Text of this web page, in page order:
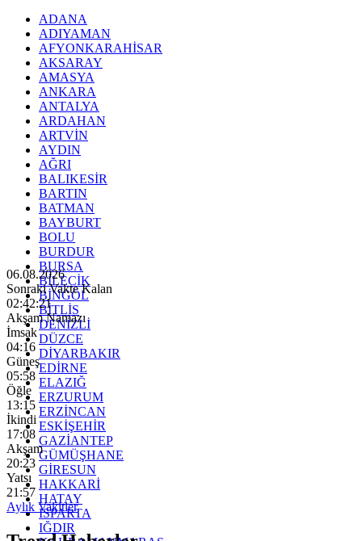
ADANA
ADIYAMAN
AFYONKARAHİSAR
AKSARAY
AMASYA
ANKARA
ANTALYA
ARDAHAN
ARTVİN
AYDIN
AĞRI
BALIKESİR
BARTIN
BATMAN
BAYBURT
BOLU
BURDUR
BURSA
BİLECİK
BİNGÖL
BİTLİS
DENİZLİ
DÜZCE
DİYARBAKIR
EDİRNE
ELAZIĞ
ERZURUM
ERZİNCAN
ESKİŞEHİR
GAZİANTEP
GÜMÜŞHANE
GİRESUN
HAKKARİ
HATAY
ISPARTA
IĞDIR
06.08.2026
Sonraki Vakte Kalan
02:42:19
Akşam Namazı
İmsak
04:16
Güneş
05:58
Öğle
13:15
İkindi
17:08
Akşam
20:23
Yatsı
21:57
Aylık Vakitler